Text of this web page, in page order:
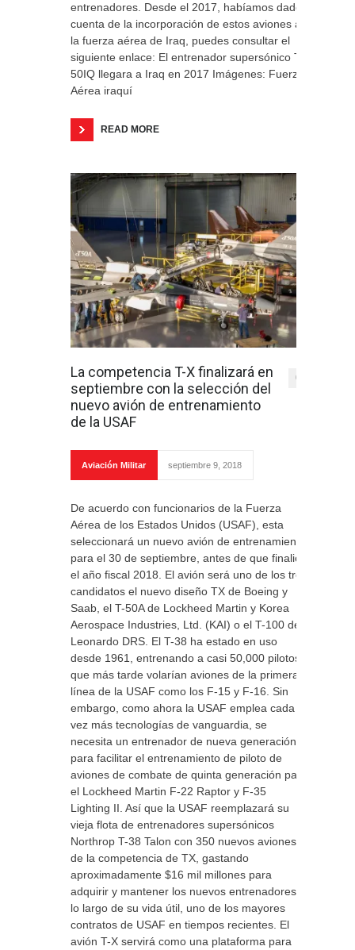
entrenadores. Desde el 2017, habíamos dado
cuenta de la incorporación de estos aviones a
la fuerza aérea de Iraq, puedes consultar el
siguiente enlace: El entrenador supersónico T-
50IQ llegara a Iraq en 2017 Imágenes: Fuerza
Aérea iraquí
READ MORE
La competencia T-X finalizará en
septiembre con la selección del
nuevo avión de entrenamiento
de la USAF
0
Aviación Militar septiembre 9, 2018
De acuerdo con funcionarios de la Fuerza
Aérea de los Estados Unidos (USAF), esta
seleccionará un nuevo avión de entrenamiento
para el 30 de septiembre, antes de que finalice
el año fiscal 2018. El avión será uno de los tres
candidatos el nuevo diseño TX de Boeing y
Saab, el T-50A de Lockheed Martin y Korea
Aerospace Industries, Ltd. (KAI) o el T-100 de
Leonardo DRS. El T-38 ha estado en uso
desde 1961, entrenando a casi 50,000 pilotos
que más tarde volarían aviones de la primera
línea de la USAF como los F-15 y F-16. Sin
embargo, como ahora la USAF emplea cada
vez más tecnologías de vanguardia, se
necesita un entrenador de nueva generación
para facilitar el entrenamiento de piloto de
aviones de combate de quinta generación para
el Lockheed Martin F-22 Raptor y F-35
Lighting II. Así que la USAF reemplazará su
vieja flota de entrenadores supersónicos
Northrop T-38 Talon con 350 nuevos aviones
de la competencia de TX, gastando
aproximadamente $16 mil millones para
adquirir y mantener los nuevos entrenadores a
lo largo de su vida útil, uno de los mayores
contratos de USAF en tiempos recientes. El
avión T-X servirá como una plataforma para